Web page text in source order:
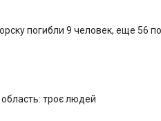
погибли 9 человек, еще 56
область: троє людей